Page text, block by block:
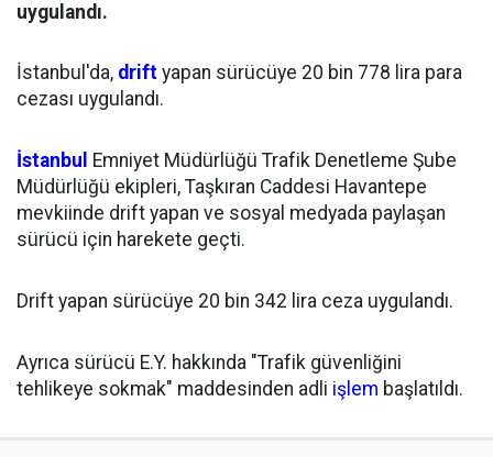
uygulandı.
İstanbul'da, drift yapan sürücüye 20 bin 778 lira para
cezası uygulandı.
İstanbul Emniyet Müdürlüğü Trafik Denetleme Şube
Müdürlüğü ekipleri, Taşkıran Caddesi Havantepe
mevkiinde drift yapan ve sosyal medyada paylaşan
sürücü için harekete geçti.
Drift yapan sürücüye 20 bin 342 lira ceza uygulandı.
Ayrıca sürücü E.Y. hakkında "Trafik güvenliğini
tehlikeye sokmak" maddesinden adli işlem başlatıldı.